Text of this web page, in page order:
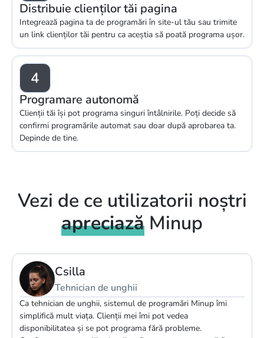
Distribuie clienților tăi pagina
Integrează pagina ta de programări în site-ul tău sau trimite
un link clienților tăi pentru ca aceștia să poată programa ușor.
4
Programare autonomă
Clienții tăi își pot programa singuri întâlnirile. Poți decide să
confirmi programările automat sau doar după aprobarea ta.
Depinde de tine.
Vezi de ce utilizatorii noștri
apreciază Minup
Andrea
Maseur
Minup permite o comunicare rapidă și eficientă cu clienții mei.
Este ușor de configurat și îl pot integra ușor în site-ul meu.